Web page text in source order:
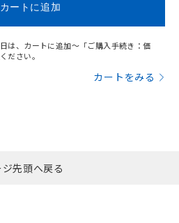
カートに追加
は、カートに追加～「ご購入手続き：価
ださい。
カートをみる
ジ先頭へ戻る